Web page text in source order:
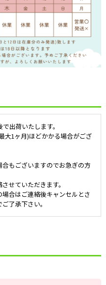
出荷いたします。
大1ヶ月)ほどかかる場合がござ
もございますのでお急ぎの方
せていただきます。
合はご連絡後キャンセルとさ
了承下さい。